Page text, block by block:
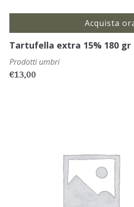
Acquista
Tartufella extra 15% 180 gr
Prodotti umbri
€13,00